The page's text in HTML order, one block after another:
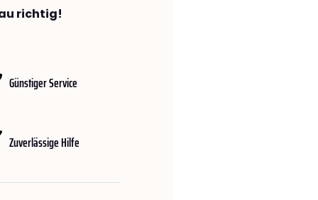
richtig!
Günstiger Service
Zuverlässige Hilfe